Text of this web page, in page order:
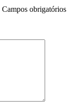
Campos obrigatórios